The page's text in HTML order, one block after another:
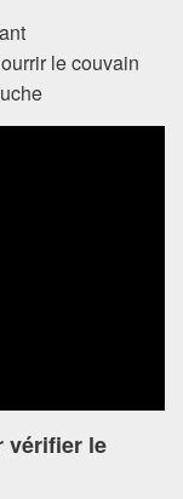
le couvain
vérifier le